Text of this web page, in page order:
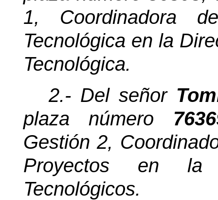
1, Coordinadora
Tecnológica en la
Tecnológica.
2.- Del señor
plaza número
Gestión 2,
Proyectos en la
Tecnológicos.